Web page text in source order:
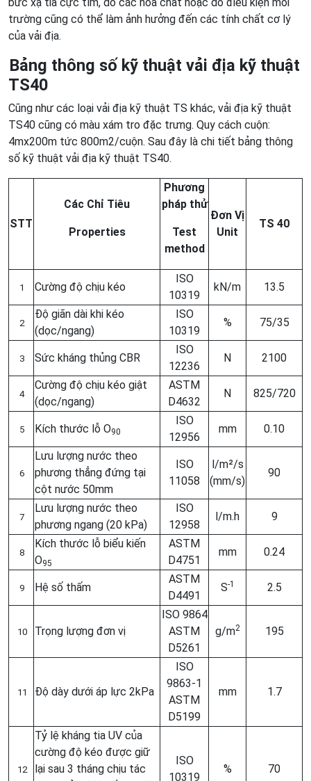
trường cũng có thể làm ảnh hưởng đến các tính chất cơ lý
của vải địa.
Bảng thông số kỹ thuật vải địa kỹ thuật
TS40
Cũng như các loại vải địa kỹ thuật TS khác, vải địa kỹ thuật
TS40 cũng có màu xám tro đặc trưng. Quy cách cuộn:
4mx200m tức 800m2/cuộn. Sau đây là chi tiết bảng thông
số kỹ thuật vải địa kỹ thuật TS40.
STT
Các Chỉ Tiêu
Properties
Phương
pháp thử
Test
method
Đơn Vị
Unit
TS 40
1 Cường độ chịu kéo
ISO
10319
kN/m 13.5
2
Độ giãn dài khi kéo
(dọc/ngang)
ISO
10319
% 75/35
3 Sức kháng thủng CBR
ISO
12236
N 2100
4
Cường độ chịu kéo giật
(dọc/ngang)
ASTM
D4632
N 825/720
5 Kích thước lỗ O90
ISO
12956
mm 0.10
6
Lưu lượng nước theo
phương thẳng đứng tại
cột nước 50mm
ISO
11058
l/m²/s
(mm/s)
90
7
Lưu lượng nước theo
phương ngang (20 kPa)
ISO
12958
l/m.h 9
8
Kích thước lỗ biểu kiến
O95
ASTM
D4751
mm 0.24
9 Hệ số thấm
ASTM
D4491
S-1 2.5
10 Trọng lượng đơn vị
ISO 9864
ASTM
D5261
g/m2 195
11 Độ dày dưới áp lực 2kPa
ISO
9863-1
ASTM
D5199
mm 1.7
12
Tỷ lệ kháng tia UV của
cường độ kéo được giữ
lại sau 3 tháng chịu tác
ISO
10319
% 70